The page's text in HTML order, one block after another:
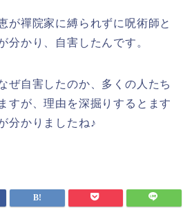
が禪院家に縛られずに呪術師と
分かり、自害したんです。
ぜ自害したのか、多くの人たち
すが、理由を深掘りするとます
分かりましたね♪